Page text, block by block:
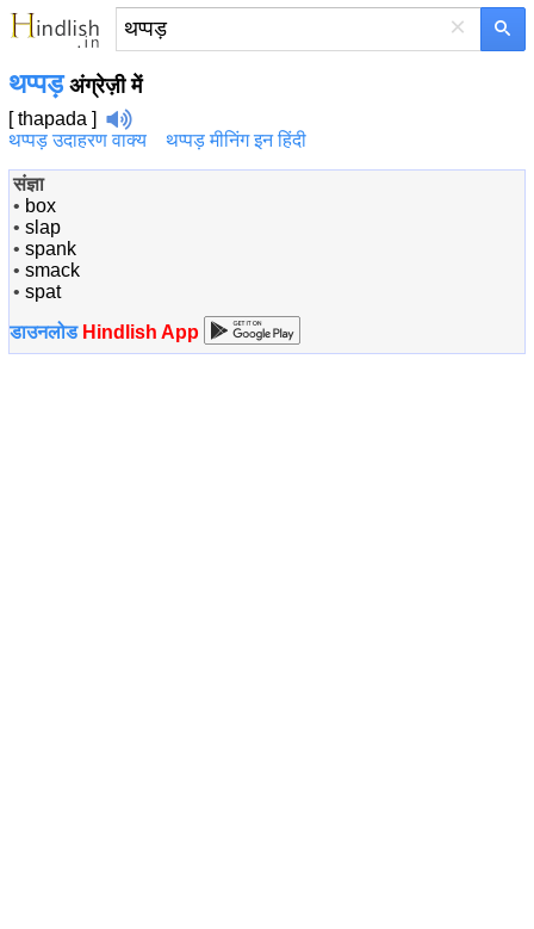
×
थप्पड़अंग्रेज़ी में
[ thapada ]
थप्पड़ उदाहरण वाक्य
थप्पड़ मीनिंग इन हिंदी
संज्ञा
• box
• slap
• spank
• smack
• spat
डाउनलोड Hindlish App